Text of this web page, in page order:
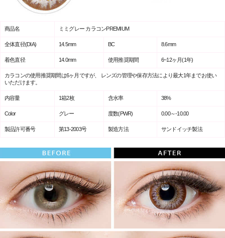
商品名 ミミグレー カラコンPREMIUM
全体直径(DIA) 14.5mm BC 8.6mm
着色直径 14.0mm 使用推奨期間 6~12ヶ月(1年)
カラコンの使用推奨期間は6ヶ月ですが、 レンズの管理や保存方法により最大1年までお使い
いただけます。
内容量 1箱2枚 含水率 38%
Color グレー 度数(PWR) 0.00～-10.00
製品許可番号 第13-2003号 製造方法 サンドイッチ製法